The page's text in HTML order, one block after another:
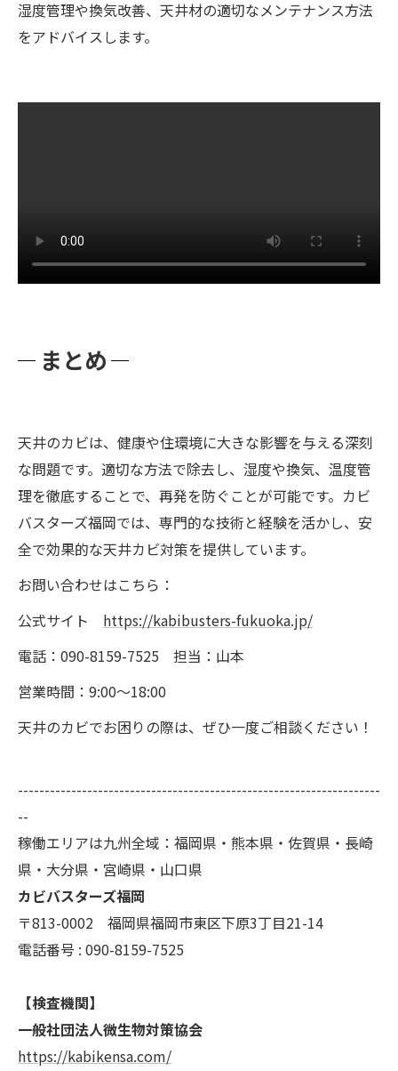
湿度管理や換気改善、天井材の適切なメンテナンス方法
をアドバイスします。
まとめ
天井のカビは、健康や住環境に大きな影響を与える深刻
な問題です。適切な方法で除去し、湿度や換気、温度管
理を徹底することで、再発を防ぐことが可能です。カビ
バスターズ福岡では、専門的な技術と経験を活かし、安
全で効果的な天井カビ対策を提供しています。
お問い合わせはこちら：
公式サイト https://kabibusters-fukuoka.jp/
電話：090-8159-7525 担当：山本
営業時間：9:00～18:00
天井のカビでお困りの際は、ぜひ一度ご相談ください！
--------------------------------------------------------------------
--
稼働エリアは九州全域：福岡県・熊本県・佐賀県・長崎
県・大分県・宮崎県・山口県
カビバスターズ福岡
〒813-0002 福岡県福岡市東区下原3丁目21-14
電話番号 : 090-8159-7525
【検査機関】
一般社団法人微生物対策協会
https://kabikensa.com/